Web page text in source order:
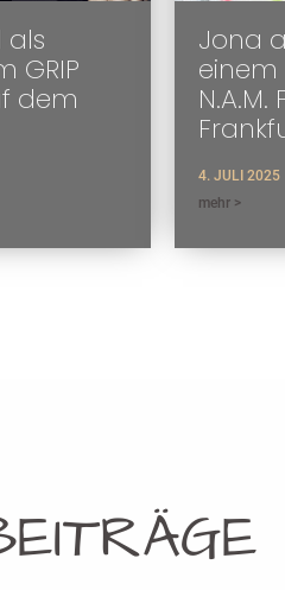
als
GRIP
dem
Jona
einem
4. JULI 2025
mehr >